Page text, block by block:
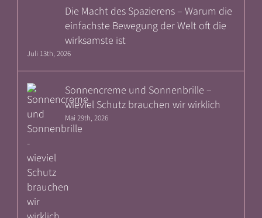
Die Macht des Spazierens – Warum die
einfachste Bewegung der Welt oft die
wirksamste ist
Juli 13th, 2026
Sonnencreme und Sonnenbrille –
wieviel Schutz brauchen wir wirklich
Mai 29th, 2026